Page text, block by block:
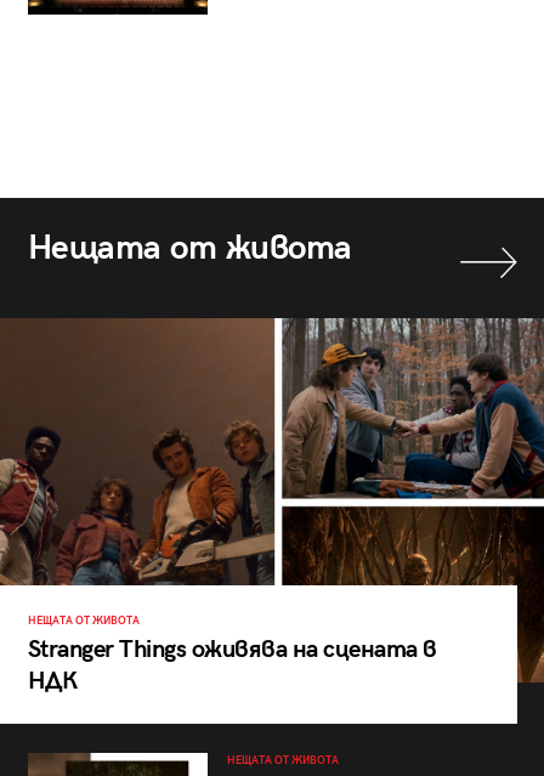
Нещата от живота
НЕЩАТА ОТ ЖИВОТА
Stranger Things оживява на сцената в
НДК
НЕЩАТА ОТ ЖИВОТА